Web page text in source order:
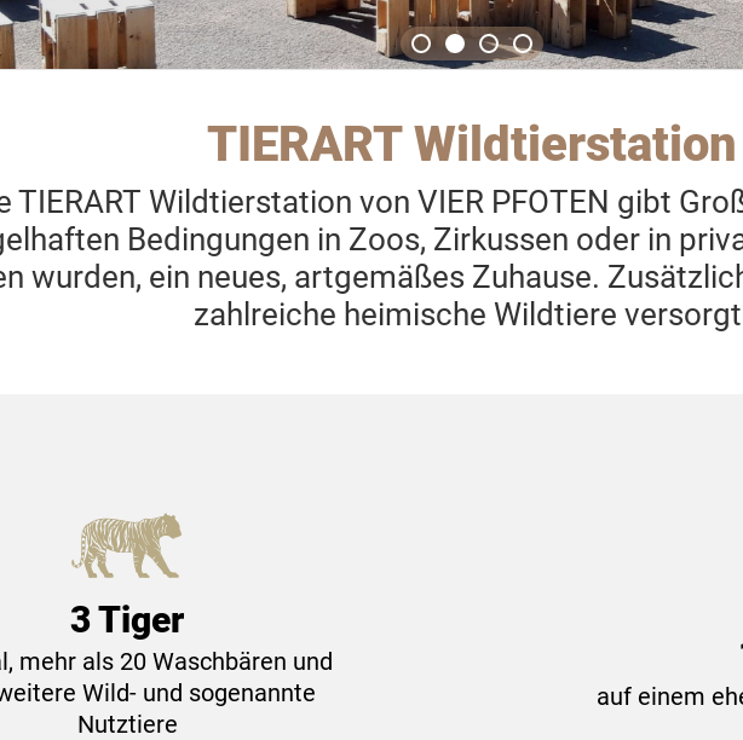
TIERART Wildtierstation
TIERART Wildtierstation von VIER PFOTEN gibt
Bedingungen in Zoos, Zirkussen oder in
wurden, ein neues, artgemäßes Zuhause.
zahlreiche heimische Wildtiere
3 Tiger
mehr als 20 Waschbären und
Wild- und sogenannte
Nutztiere
auf einem